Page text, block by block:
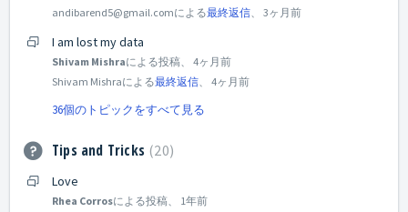
andibarend5@gmail.comによる最終返信 3ヶ月前
I am lost my data
Shivam Mishraによる投稿、 4ヶ月前
Shivam Mishraによる最終返信 4ヶ月前
36個のトピックをすべて見る
Tips and Tricks 20
Love
Rhea Corrosによる投稿、 1年前